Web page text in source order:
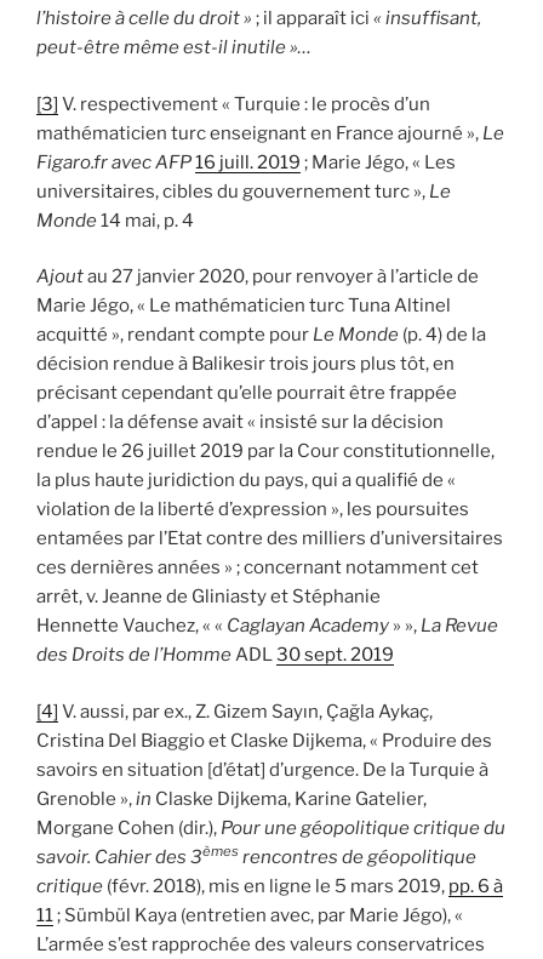
l’histoire à celle du droit » ; il apparaît ici « insuffisant,
peut-être même est-il inutile »…
[3] V. respectivement « Turquie : le procès d’un
mathématicien turc enseignant en France ajourné », Le
Figaro.fr avec AFP16 juill. 2019 ; Marie Jégo, « Les
universitaires, cibles du gouvernement turc », Le
Monde14 mai, p. 4
Ajoutau 27 janvier 2020, pour renvoyer à l’article de
Marie Jégo, « Le mathématicien turc Tuna Altinel
acquitté », rendant compte pour Le Monde (p. 4) de la
décision rendue à Balikesir trois jours plus tôt, en
précisant cependant qu’elle pourrait être frappée
d’appel : la défense avait « insisté sur la décision
rendue le 26 juillet 2019 par la Cour constitutionnelle,
la plus haute juridiction du pays, qui a qualifié de «
violation de la liberté d’expression », les poursuites
entamées par l’Etat contre des milliers d’universitaires
ces dernières années » ; concernant notamment cet
arrêt, v. Jeanne de Gliniasty et Stéphanie
Hennette Vauchez, « « Caglayan Academy » », La Revue
des Droits de l’HommeADL30 sept. 2019
[4] V. aussi, par ex., Z. Gizem Sayın, Çağla Aykaç,
Cristina Del Biaggio et Claske Dijkema, « Produire des
savoirs en situation [d’état] d’urgence. De la Turquie à
Grenoble »,in Claske Dijkema, Karine Gatelier,
Morgane Cohen (dir.), Pour une géopolitique critique du
savoir. Cahier des 3èmes rencontres de géopolitique
critique (févr. 2018), mis en ligne le 5 mars 2019, pp. 6 à
11; Sümbül Kaya (entretien avec, par Marie Jégo), «
L’armée s’est rapprochée des valeurs conservatrices